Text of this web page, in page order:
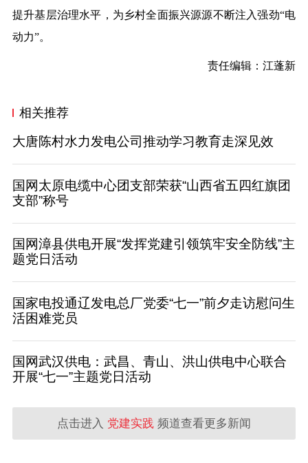
提升基层治理水平，为乡村全面振兴源源不断注入强劲“电
动力”。
责任编辑：江蓬新
相关推荐
大唐陈村水力发电公司推动学习教育走深见效
国网太原电缆中心团支部荣获“山西省五四红旗团
支部”称号
国网漳县供电开展“发挥党建引领筑牢安全防线”主
题党日活动
国家电投通辽发电总厂党委“七一”前夕走访慰问生
活困难党员
国网武汉供电：武昌、青山、洪山供电中心联合
开展“七一”主题党日活动
点击进入 党建实践 频道查看更多新闻